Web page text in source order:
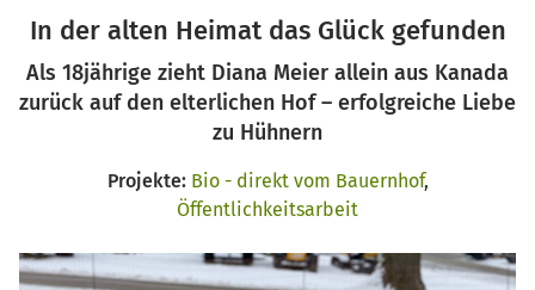
In der alten Heimat das Glück gefunden
Als 18jährige zieht Diana Meier allein aus Kanada
zurück auf den elterlichen Hof – erfolgreiche Liebe
zu Hühnern
Projekte: Bio - direkt vom Bauernhof,
Öffentlichkeitsarbeit